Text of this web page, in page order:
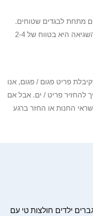
מתחת לבגדים שטוחים.
בגלל שיטות מדידה שונות, זה נורמלי שהשגיאה היא בטווח של 2-4
קיבלו תוך 30 יום או שקיבלת פריט פגום / פגום, אנו
להחזיר פריט / ים. אבל אם
החנות או החזר ברגע
ילדים חולצות טי עם